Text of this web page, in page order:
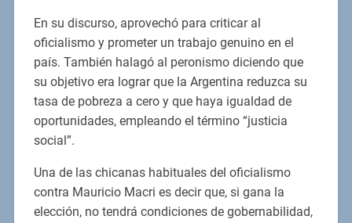
En su discurso, aprovechó para criticar al
oficialismo y prometer un trabajo genuino en el
país. También halagó al peronismo diciendo que
su objetivo era lograr que la Argentina reduzca su
tasa de pobreza a cero y que haya igualdad de
oportunidades, empleando el término “justicia
social”.
Una de las chicanas habituales del oficialismo
contra Mauricio Macri es decir que, si gana la
elección, no tendrá condiciones de gobernabilidad,